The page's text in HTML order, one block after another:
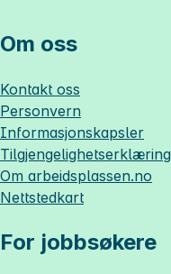
Om oss
Kontakt oss
Personvern
Informasjonskapsler
Tilgjengelighetserklæring
Om arbeidsplassen.no
Nettstedkart
For jobbsøkere